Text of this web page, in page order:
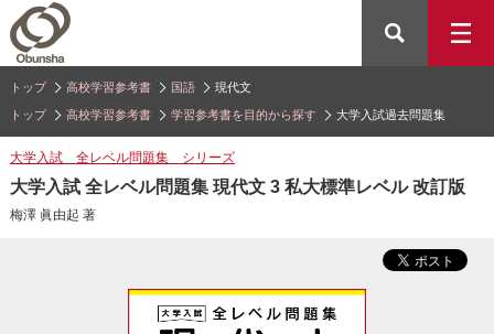
トップ 高校学習参考書 国語 現代文
トップ 高校学習参考書 学習参考書を目的から探す 大学入試過去問題集
大学入試 全レベル問題集 シリーズ
大学入試 全レベル問題集 現代文 3 私大標準レベル 改訂版
梅澤 眞由起 著